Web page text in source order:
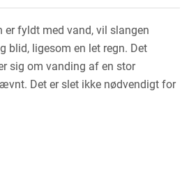
er fyldt med vand, vil slangen
blid, ligesom en let regn. Det
sig om vanding af en stor
Det er slet ikke nødvendigt for